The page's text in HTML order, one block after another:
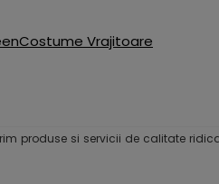
Costume Vrajitoare
produse si servicii de calitate